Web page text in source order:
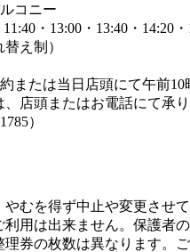
コニー
・13:00・13:40・14:20
え制）
または当日店頭にて午前10
店頭またはお電話にて承り
）
やむを得ず中止や変更させ
利用は出来ません。保護者
理券の枚数は異なります。